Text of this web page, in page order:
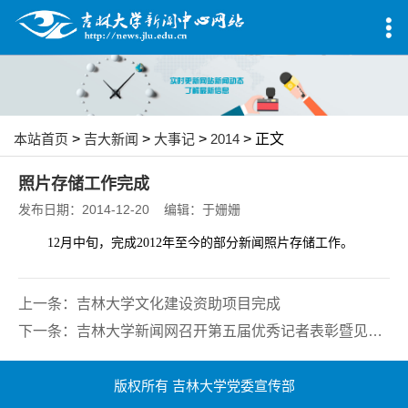
本站首页 > 吉大新闻 > 大事记 > 2014 > 正文
照片存储工作完成
发布日期：2014-12-20 编辑：于姗姗
12月中旬，完成2012年至今的部分新闻照片存储工作。
上一条： 吉林大学文化建设资助项目完成
下一条： 吉林大学新闻网召开第五届优秀记者表彰暨见习记者转正大会
版权所有 吉林大学党委宣传部